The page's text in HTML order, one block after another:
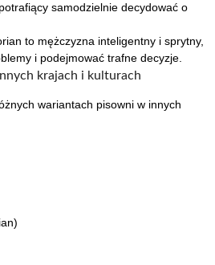
samodzielnie decydować o
to mężczyzna inteligentny i sprytny,
i podejmować trafne decyzje.
krajach i kulturach
wariantach pisowni w innych